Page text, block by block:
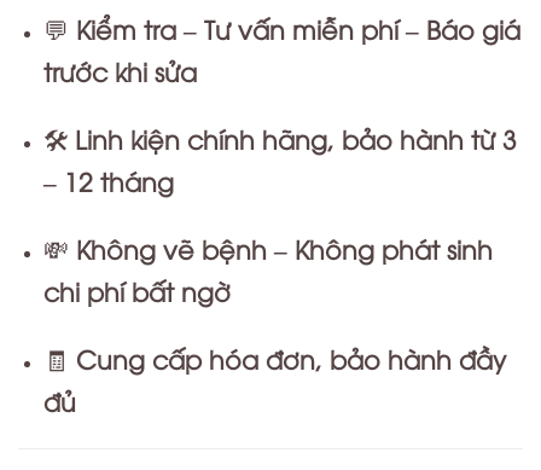
💬 Kiểm tra – Tư vấn miễn phí – Báo giá
trước khi sửa
🛠️ Linh kiện chính hãng, bảo hành từ 3
– 12 tháng
💸 Không vẽ bệnh – Không phát sinh
chi phí bất ngờ
🧾 Cung cấp hóa đơn, bảo hành đầy
đủ